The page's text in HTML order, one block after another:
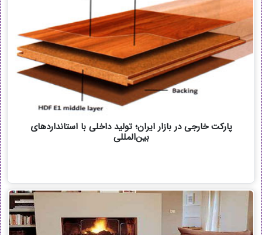
پارکت خارجی در بازار ایران؛ تولید داخلی با استانداردهای
بین‌المللی